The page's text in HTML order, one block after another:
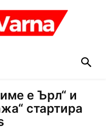
е Ърл“ и
стартира